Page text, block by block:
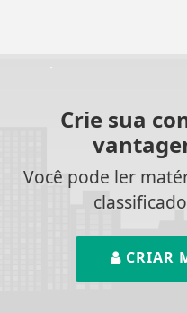
Crie sua
Você pode ler
CRIAR